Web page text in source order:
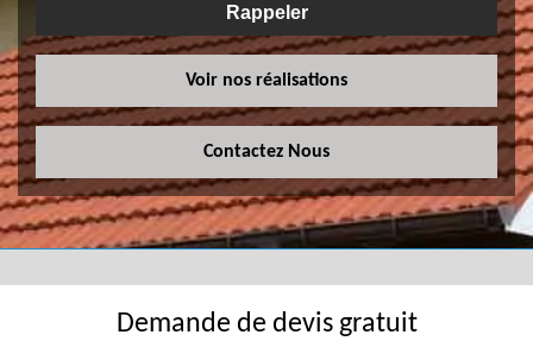
Voir nos réalisations
Contactez Nous
Demande de devis gratuit